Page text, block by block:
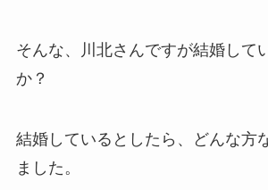
そんな、川北さんですが結婚して
か？
結婚しているとしたら、どんな方
ました。